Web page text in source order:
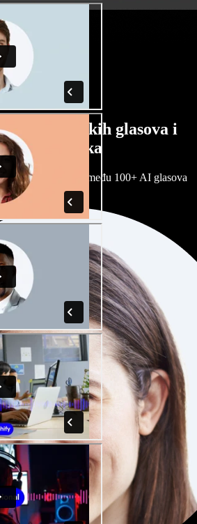
i ženskih glasova i
naglasaka
isto. Birajte među 100+ AI glasova
sebi.